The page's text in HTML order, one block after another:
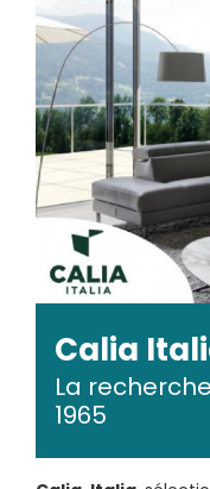
Calia
La
1965